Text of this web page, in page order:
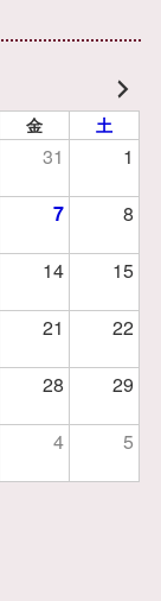
金 土
31 1
7 8
14 15
21 22
28 29
4 5